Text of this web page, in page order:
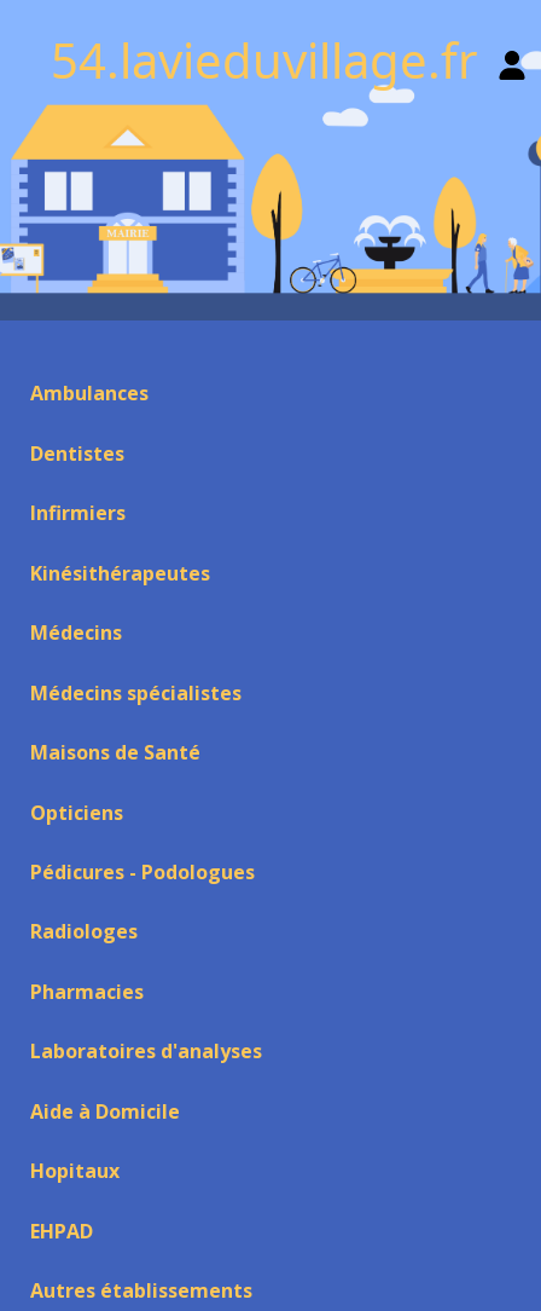
54.lavieduvillage.fr
Ambulances
Dentistes
Infirmiers
Kinésithérapeutes
Médecins
Médecins spécialistes
Maisons de Santé
Opticiens
Pédicures - Podologues
Radiologes
Pharmacies
Laboratoires d'analyses
Aide à Domicile
Hopitaux
EHPAD
Autres établissements